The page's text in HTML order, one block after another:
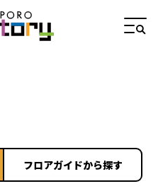
フロアガイドから探す